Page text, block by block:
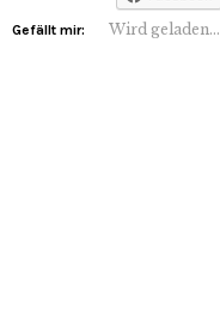
Gefällt mir: Wird geladen...